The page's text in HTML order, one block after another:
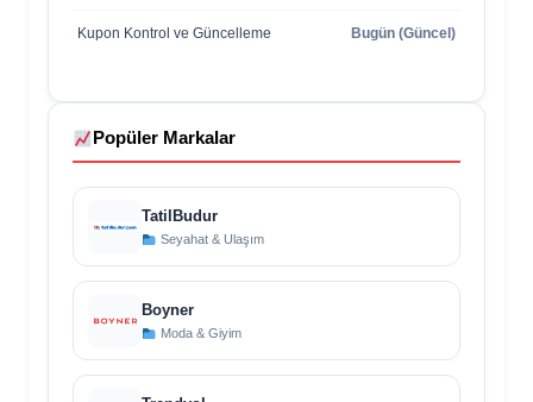
Kupon Kontrol ve Güncelleme Bugün (Güncel)
Popüler Markalar
TatilBudur
Seyahat & Ulaşım
Boyner
Moda & Giyim